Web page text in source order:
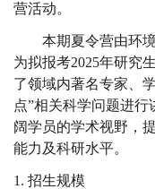
营活动。
本期夏令营由环
为拟报考2025年研究
了领域内著名专家、
点”相关科学问题进
阔学员的学术视野，
能力及科研水平。
1. 招生规模